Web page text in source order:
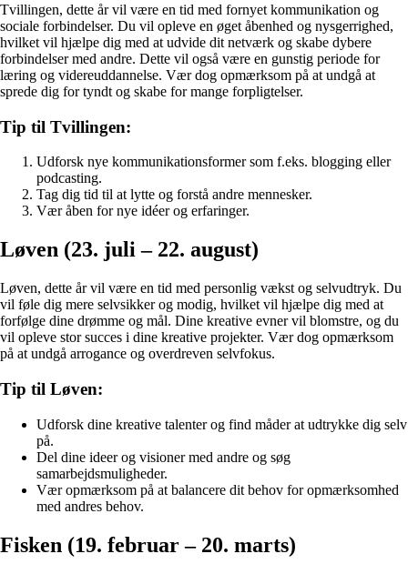
Tvillingen, dette år vil være en tid med fornyet kommunikation og
sociale forbindelser. Du vil opleve en øget åbenhed og nysgerrighed,
hvilket vil hjælpe dig med at udvide dit netværk og skabe dybere
forbindelser med andre. Dette vil også være en gunstig periode for
læring og videreuddannelse. Vær dog opmærksom på at undgå at
sprede dig for tyndt og skabe for mange forpligtelser.
Tip til Tvillingen:
Udforsk nye kommunikationsformer som f.eks. blogging eller
podcasting.
Tag dig tid til at lytte og forstå andre mennesker.
Vær åben for nye idéer og erfaringer.
Løven (23. juli – 22. august)
Løven, dette år vil være en tid med personlig vækst og selvudtryk. Du
vil føle dig mere selvsikker og modig, hvilket vil hjælpe dig med at
forfølge dine drømme og mål. Dine kreative evner vil blomstre, og du
vil opleve stor succes i dine kreative projekter. Vær dog opmærksom
på at undgå arrogance og overdreven selvfokus.
Tip til Løven:
Udforsk dine kreative talenter og find måder at udtrykke dig selv
på.
Del dine ideer og visioner med andre og søg
samarbejdsmuligheder.
Vær opmærksom på at balancere dit behov for opmærksomhed
med andres behov.
Fisken (19. februar – 20. marts)